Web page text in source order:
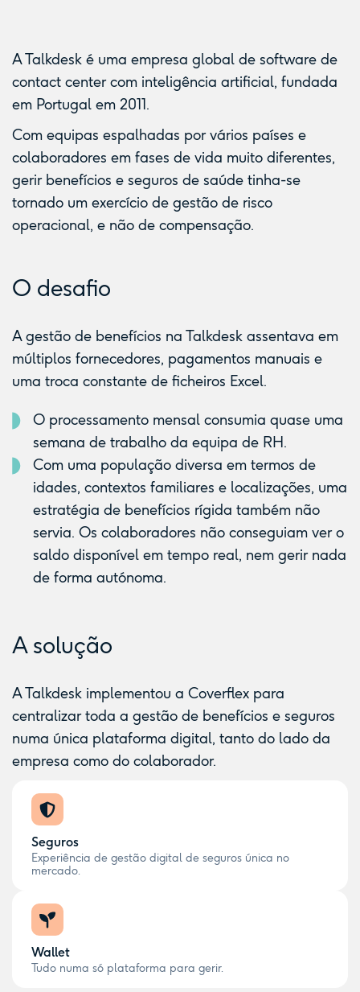
A Talkdesk é uma empresa global de software de
contact center com inteligência artificial, fundada
em Portugal em 2011.
Com equipas espalhadas por vários países e
colaboradores em fases de vida muito diferentes,
gerir benefícios e seguros de saúde tinha-se
tornado um exercício de gestão de risco
operacional, e não de compensação.
O desafio
A gestão de benefícios na Talkdesk assentava em
múltiplos fornecedores, pagamentos manuais e
uma troca constante de ficheiros Excel.
O processamento mensal consumia quase uma
semana de trabalho da equipa de RH.
Com uma população diversa em termos de
idades, contextos familiares e localizações, uma
estratégia de benefícios rígida também não
servia. Os colaboradores não conseguiam ver o
saldo disponível em tempo real, nem gerir nada
de forma autónoma.
A solução
A Talkdesk implementou a Coverflex para
centralizar toda a gestão de benefícios e seguros
numa única plataforma digital, tanto do lado da
empresa como do colaborador.
Seguros
Experiência de gestão digital de seguros única no
mercado.
Wallet
Tudo numa só plataforma para gerir.